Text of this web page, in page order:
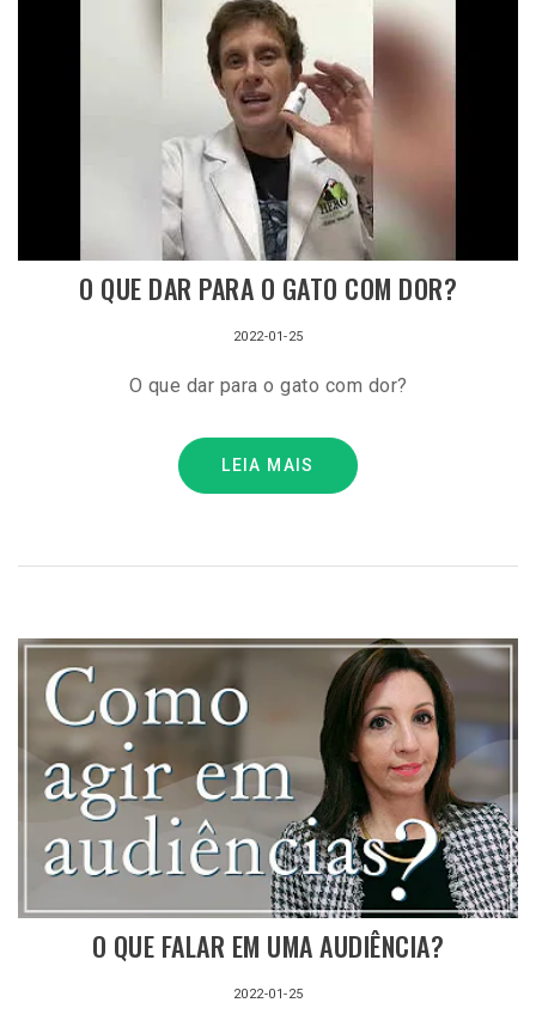
O QUE DAR PARA O GATO COM DOR?
2022-01-25
O que dar para o gato com dor?
LEIA MAIS
O QUE FALAR EM UMA AUDIÊNCIA?
2022-01-25